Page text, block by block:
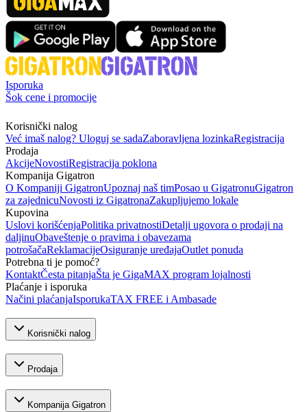
Isporuka
Šok cene i promocije
Korisnički nalog
Već imaš nalog? Uloguj se sadaZaboravljena lozinkaRegistracija
Prodaja
AkcijeNovostiRegistracija poklona
Kompanija Gigatron
O Kompaniji GigatronUpoznaj naš timPosao u GigatronuGigatron
za zajednicuNovosti iz GigatronaZakupljujemo lokale
Kupovina
Uslovi korišćenjaPolitika privatnostiDetalji ugovora o prodaji na
daljinuObaveštenje o pravima i obavezama
potrošačaReklamacijeOsiguranje uređajaOutlet ponuda
Potrebna ti je pomoć?
KontaktČesta pitanjaŠta je GigaMAX program lojalnosti
Plaćanje i isporuka
Načini plaćanjaIsporukaTAX FREE i Ambasade
Korisnički nalog
Prodaja
Kompanija Gigatron